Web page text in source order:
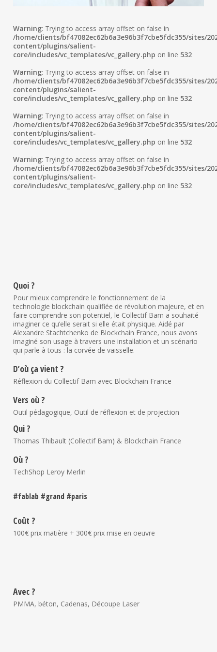
Warning: Trying to access array offset on false in
/home/clients/bf47082ec62b6a3e96b3f7cbe5fdc355/sites/
content/plugins/salient-
core/includes/vc_templates/vc_gallery.php on line 532
Warning: Trying to access array offset on false in
/home/clients/bf47082ec62b6a3e96b3f7cbe5fdc355/sites/
content/plugins/salient-
core/includes/vc_templates/vc_gallery.php on line 532
Warning: Trying to access array offset on false in
/home/clients/bf47082ec62b6a3e96b3f7cbe5fdc355/sites/
content/plugins/salient-
core/includes/vc_templates/vc_gallery.php on line 532
Warning: Trying to access array offset on false in
/home/clients/bf47082ec62b6a3e96b3f7cbe5fdc355/sites/
content/plugins/salient-
core/includes/vc_templates/vc_gallery.php on line 532
Quoi ?
Pour mieux comprendre le fonctionnement de la
technologie blockchain qualifiée de révolution majeure, et en
faire comprendre son potentiel, le Collectif Bam a souhaité
imaginer ce qu’elle serait si elle était physique. Aidé par
Alexandre Stachtchenko de Blockchain France, nous avons
imaginé son usage à travers une installation et un scénario
qui parle à tous : la corvée de vaisselle.
D’où ça vient ?
Réflexion du Collectif Bam avec Blockchain France
Vers où ?
Outil pédagogique, Outil de réflexion et de projection
Qui ?
Thomas Thibault (Collectif Bam) & Blockchain France
Où ?
TechShop Leroy Merlin
#fablab #grand #paris
Coût ?
100€ prix matière + 300€ prix mise en oeuvre
Avec ?
PMMA, béton, Cadenas, Découpe Laser